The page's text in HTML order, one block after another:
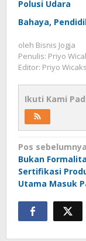
Polusi Udara
Bahaya,
oleh Bisnis Jogja
Penulis: Priyo
Editor: Priyo
Ikuti Kami
Navigasi
pos
Pos sebelumnya
Bukan
Sertifikasi
Utama Masuk